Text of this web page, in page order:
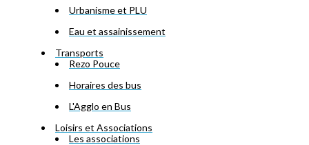
Urbanisme et PLU
Eau et assainissement
Transports
Rezo Pouce
Horaires des bus
L'Agglo en Bus
Loisirs et Associations
Les associations